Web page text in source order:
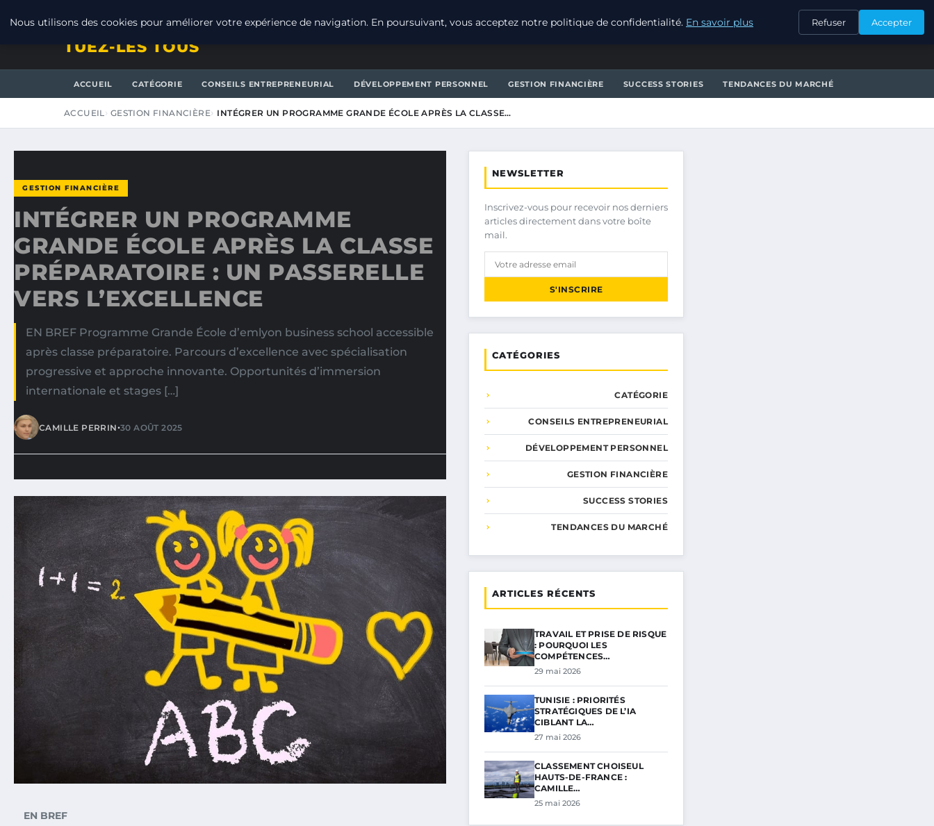
CONTACT
TUEZ-LES TOUS
ACCUEIL CATÉGORIE CONSEILS ENTREPRENEURIAL DÉVELOPPEMENT PERSONNEL GESTION FINANCIÈRE SUCCESS STORIES TENDANCES DU MARCHÉ
ACCUEIL GESTION FINANCIÈRE INTÉGRER UN PROGRAMME GRANDE ÉCOLE APRÈS LA CLASSE…
GESTION FINANCIÈRE
INTÉGRER UN PROGRAMME
GRANDE ÉCOLE APRÈS LA CLASSE
PRÉPARATOIRE : UN PASSERELLE
VERS L’EXCELLENCE
EN BREF Programme Grande École d’emlyon business school accessible
après classe préparatoire. Parcours d’excellence avec spécialisation
progressive et approche innovante. Opportunités d’immersion
internationale et stages […]
CAMILLE PERRIN•30 AOÛT 2025
EN BREF
NEWSLETTER
Inscrivez-vous pour recevoir nos derniers
articles directement dans votre boîte
mail.
S'INSCRIRE
CATÉGORIES
CATÉGORIE
CONSEILS ENTREPRENEURIAL
DÉVELOPPEMENT PERSONNEL
GESTION FINANCIÈRE
SUCCESS STORIES
TENDANCES DU MARCHÉ
ARTICLES RÉCENTS
TRAVAIL ET PRISE DE RISQUE
: POURQUOI LES
COMPÉTENCES…
29 mai 2026
TUNISIE : PRIORITÉS
STRATÉGIQUES DE L’IA
CIBLANT LA…
27 mai 2026
CLASSEMENT CHOISEUL
HAUTS-DE-FRANCE :
CAMILLE…
25 mai 2026
Nous utilisons des cookies pour améliorer votre expérience de navigation. En poursuivant, vous acceptez notre politique de confidentialité. En savoir plus Refuser Accepter